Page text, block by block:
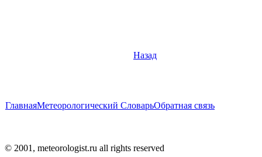
Назад
ГлавнаяМетеорологический СловарьОбратная связь
© 2001, meteorologist.ru all rights reserved